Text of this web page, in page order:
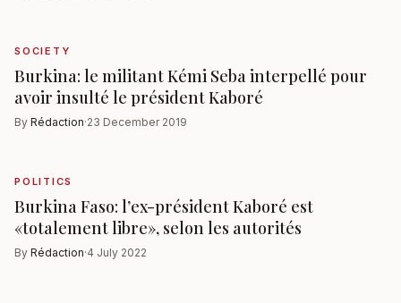
SOCIETY
Burkina: le militant Kémi Seba interpellé pour
avoir insulté le président Kaboré
By Rédaction·23 December 2019
POLITICS
Burkina Faso: l’ex-président Kaboré est
«totalement libre», selon les autorités
By Rédaction·4 July 2022